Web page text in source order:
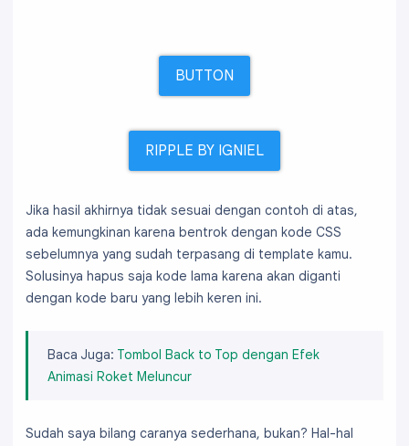
BUTTON
RIPPLE BY IGNIEL
Jika hasil akhirnya tidak sesuai dengan contoh di atas,
ada kemungkinan karena bentrok dengan kode CSS
sebelumnya yang sudah terpasang di template kamu.
Solusinya hapus saja kode lama karena akan diganti
dengan kode baru yang lebih keren ini.
Baca Juga: Tombol Back to Top dengan Efek
Animasi Roket Meluncur
Sudah saya bilang caranya sederhana, bukan? Hal-hal